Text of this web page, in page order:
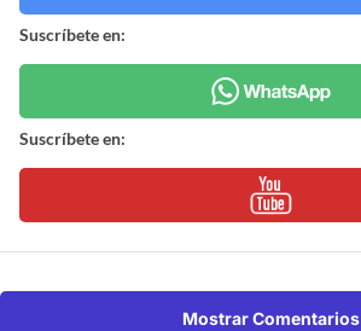
Suscríbete en:
Suscríbete en:
Mostrar Comentarios